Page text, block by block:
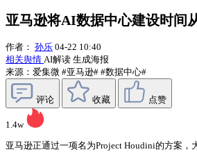
亚马逊将AI数据中心建设时间
作者： 孙乐 04-22 10:40
相关舆情 AI解读 生成海报
来源：爱集微 #亚马逊# #数据中心#
评论 收藏 点赞
1.4w
亚马逊正通过一项名为Project Houdini的方案